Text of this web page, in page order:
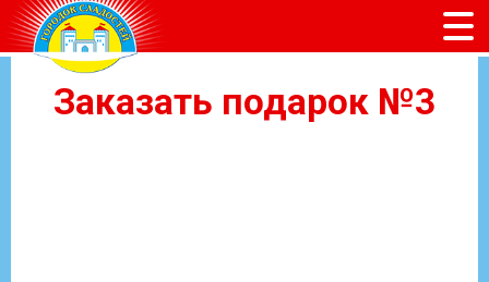
Заказать подарок №3